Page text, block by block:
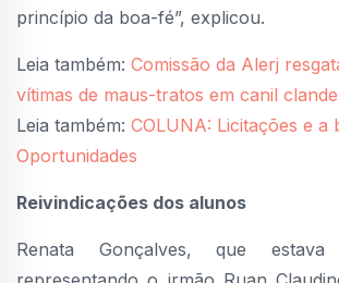
princípio da boa-fé”, explicou.
Leia também: Comissão da Alerj
vítimas de maus-tratos em canil
Leia também: COLUNA: Licitações e a
Oportunidades
Reivindicações dos alunos
Renata Gonçalves, que